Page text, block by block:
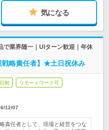
気になる
で業界随一｜UIターン歓迎｜年休
戦略責任者】★土日祝休み
制 リモートワーク可
12/07
責任者として、現場と経営をつな